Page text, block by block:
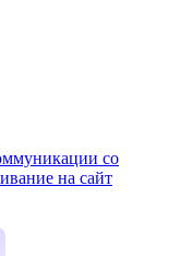
со
на сайт